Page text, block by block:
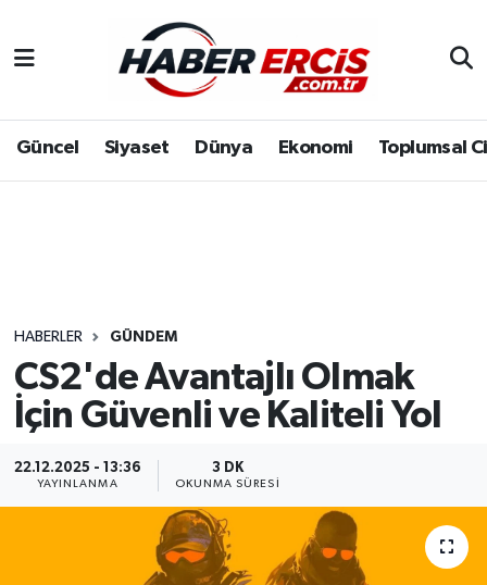
Güncel Siyaset Dünya Ekonomi Toplumsal
HABERLER GÜNDEM
CS2'de Avantajlı Olmak
İçin Güvenli ve Kaliteli Yol
22.12.2025 - 13:36
YAYINLANMA
3 DK
OKUNMA SÜRESI